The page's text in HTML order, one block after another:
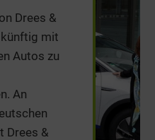
Drees &
mit
Autos zu
An
Drees &